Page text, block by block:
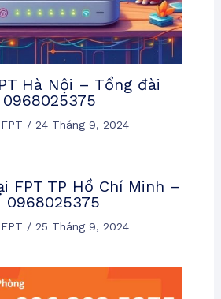
Hà Nội – Tổng đài
/ 24 Tháng 9, 2024
FPT TP Hồ Chí Minh –
0968025375
/ 25 Tháng 9, 2024